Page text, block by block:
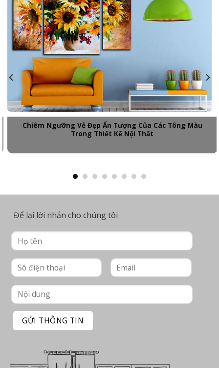
Chiêm Ngưỡng Vẻ Đẹp Ấn Tượng Của Các Tông Màu
Trong Thiết Kế Nội Thất
Để lại lời nhắn cho chúng tôi